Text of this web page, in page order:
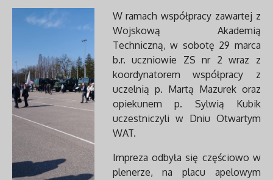
W ramach współpracy zawartej z
Wojskową Akademią
Techniczną, w sobotę 29 marca
b.r. uczniowie ZS nr 2 wraz z
koordynatorem współpracy z
uczelnią p. Martą Mazurek oraz
opiekunem p. Sylwią Kubik
uczestniczyli w Dniu Otwartym
WAT.
Impreza odbyła się częściowo w
plenerze, na placu apelowym